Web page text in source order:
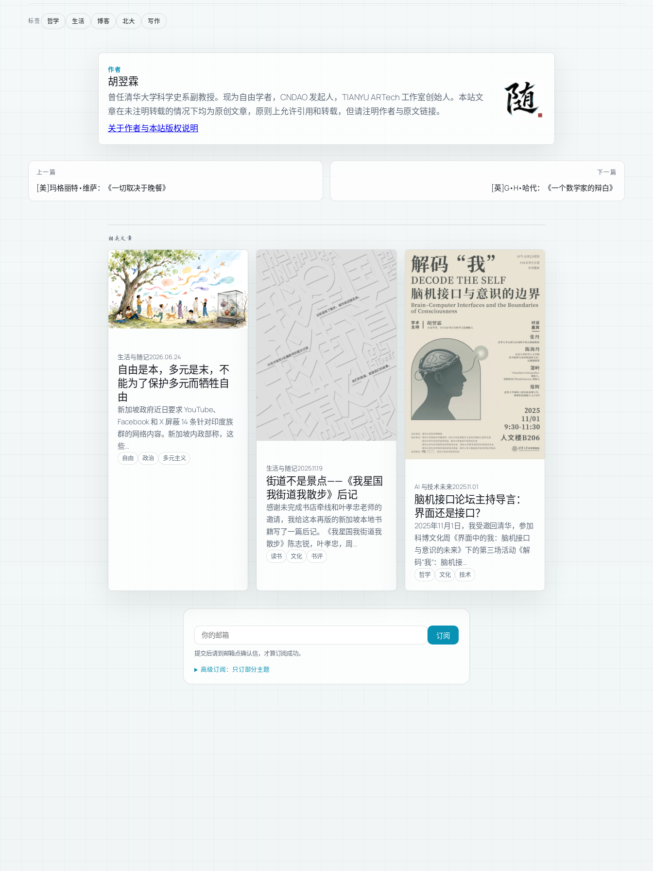
标签 哲学 生活 博客 北大 写作
作者
胡翌霖
曾任清华大学科学史系副教授。现为自由学者，CNDAO 发起人，TIANYU ARTech 工作室创始人。本站文
章在未注明转载的情况下均为原创文章，原则上允许引用和转载，但请注明作者与原文链接。
关于作者与本站版权说明
上一篇
[美]玛格丽特•维萨：《一切取决于晚餐》
下一篇
[英]G•H•哈代：《一个数学家的辩白》
相关文章
生活与随记2026.06.24
自由是本，多元是末，不
能为了保护多元而牺牲自
由
新加坡政府近日要求 YouTube、
Facebook 和 X 屏蔽 14 条针对印度族
群的网络内容。新加坡内政部称，这
些…
自由 政治 多元主义
生活与随记2025.11.19
街道不是景点——《我星国
我街道我散步》后记
感谢未完成书店牵线和叶孝忠老师的
邀请，我给这本再版的新加坡本地书
籍写了一篇后记。《我星国我街道我
散步》陈志锐，叶孝忠，周…
读书 文化 书评
AI 与技术未来2025.11.01
脑机接口论坛主持导言：
界面还是接口？
2025年11月1日，我受邀回清华，参加
科博文化周《界面中的我：脑机接口
与意识的未来》下的第三场活动《解
码“我”：脑机接…
哲学 文化 技术
订阅新文章
订阅
提交后请到邮箱点确认信，才算订阅成功。
高级订阅：只订部分主题